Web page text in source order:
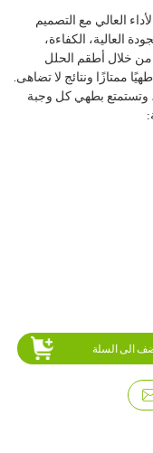
العالي مع التصميم
العالية، الكفاءة،
من خلال أطقم الحلل
ممتازًا ونتائج لا تضاهى.
وتستمتع بطهي كل وجبة
الى السلة